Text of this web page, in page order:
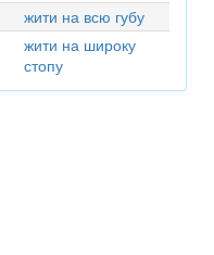
жити на всю губу
жити на широку
стопу